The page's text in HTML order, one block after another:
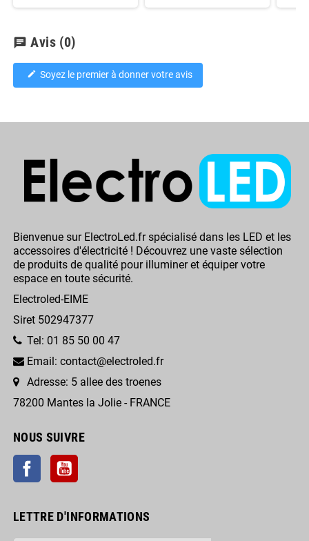
chat Avis (0)
edit Soyez le premier à donner votre avis
Bienvenue sur ElectroLed.fr spécialisé dans les LED et les
accessoires d'électricité ! Découvrez une vaste sélection
de produits de qualité pour illuminer et équiper votre
espace en toute sécurité.
Electroled-EIME
Siret 502947377
Tel: 01 85 50 00 47
Email: contact@electroled.fr
Adresse: 5 allee des troenes
78200 Mantes la Jolie - FRANCE
NOUS SUIVRE
FacebookYouTube
LETTRE D'INFORMATIONS